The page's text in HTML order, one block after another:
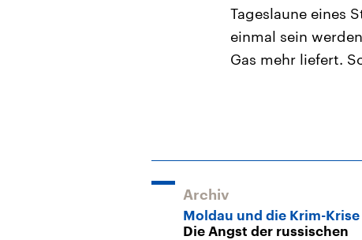
Tageslaune eines
einmal sein
Gas mehr liefert.
Archiv
Moldau und die Krim-Krise
Die Angst der russischen